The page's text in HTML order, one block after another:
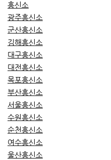
흥신소
광주흥신소
군산흥신소
김해흥신소
대구흥신소
대전흥신소
목포흥신소
부산흥신소
서울흥신소
수원흥신소
순천흥신소
여수흥신소
울산흥신소